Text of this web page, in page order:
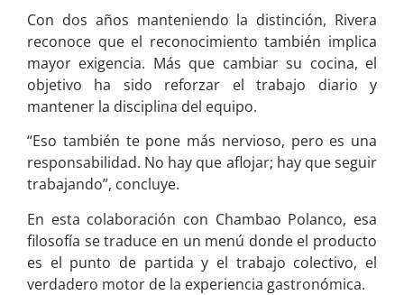
Con dos años manteniendo la distinción, Rivera
reconoce que el reconocimiento también implica
mayor exigencia. Más que cambiar su cocina, el
objetivo ha sido reforzar el trabajo diario y
mantener la disciplina del equipo.
“Eso también te pone más nervioso, pero es una
responsabilidad. No hay que aflojar; hay que seguir
trabajando”, concluye.
En esta colaboración con Chambao Polanco, esa
filosofía se traduce en un menú donde el producto
es el punto de partida y el trabajo colectivo, el
verdadero motor de la experiencia gastronómica.